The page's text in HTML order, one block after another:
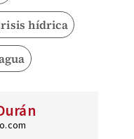
hídrica